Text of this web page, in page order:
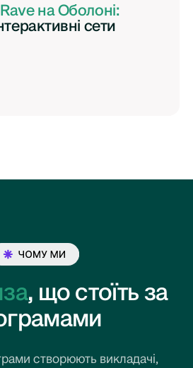
на Оболоні:
сети
, що стоїть за
створюють викладачі,